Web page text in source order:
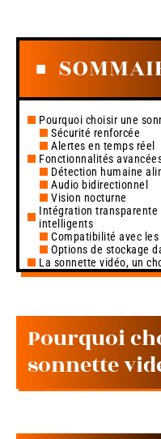
Pourquoi choisir une
Sécurité renforcée
Alertes en temps réel
Fonctionnalités
Détection humaine
Audio bidirectionnel
Vision nocturne
Intégration
intelligents
Compatibilité avec
Options de stockage
La sonnette vidéo, un
Pourquoi
sonnette